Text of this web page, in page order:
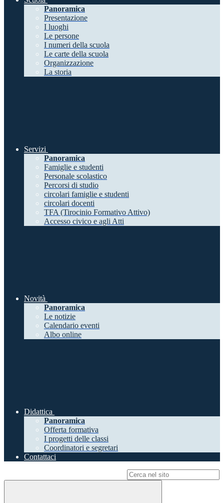
Panoramica
Presentazione
I luoghi
Le persone
I numeri della scuola
Le carte della scuola
Organizzazione
La storia
Servizi
Panoramica
Famiglie e studenti
Personale scolastico
Percorsi di studio
circolari famiglie e studenti
circolari docenti
TFA (Tirocinio Formativo Attivo)
Accesso civico e agli Atti
Novità
Panoramica
Le notizie
Calendario eventi
Albo online
Didattica
Panoramica
Offerta formativa
I progetti delle classi
Coordinatori e segretari
Contattaci